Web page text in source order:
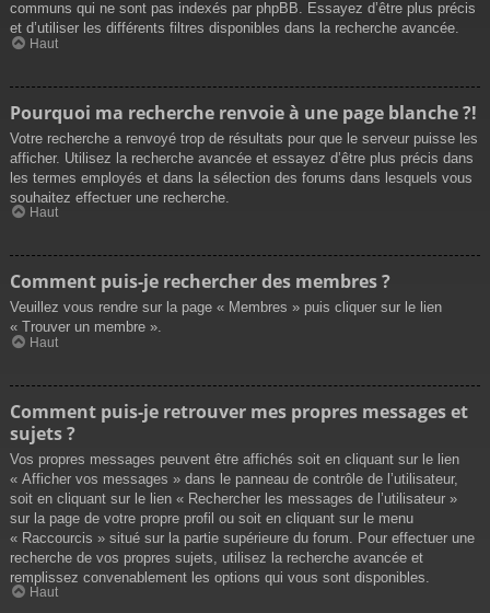
communs qui ne sont pas indexés par phpBB. Essayez d’être plus précis
et d’utiliser les différents filtres disponibles dans la recherche avancée.
Haut
Pourquoi ma recherche renvoie à une page blanche ?!
Votre recherche a renvoyé trop de résultats pour que le serveur puisse les
afficher. Utilisez la recherche avancée et essayez d’être plus précis dans
les termes employés et dans la sélection des forums dans lesquels vous
souhaitez effectuer une recherche.
Haut
Comment puis-je rechercher des membres ?
Veuillez vous rendre sur la page « Membres » puis cliquer sur le lien
« Trouver un membre ».
Haut
Comment puis-je retrouver mes propres messages et
sujets ?
Vos propres messages peuvent être affichés soit en cliquant sur le lien
« Afficher vos messages » dans le panneau de contrôle de l’utilisateur,
soit en cliquant sur le lien « Rechercher les messages de l’utilisateur »
sur la page de votre propre profil ou soit en cliquant sur le menu
« Raccourcis » situé sur la partie supérieure du forum. Pour effectuer une
recherche de vos propres sujets, utilisez la recherche avancée et
remplissez convenablement les options qui vous sont disponibles.
Haut